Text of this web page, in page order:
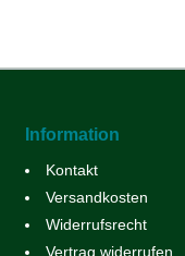
Information
Kontakt
Versandkosten
Widerrufsrecht
Vertrag widerrufen